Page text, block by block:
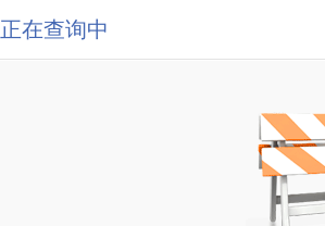
正在查询中